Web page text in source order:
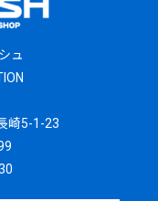
ュ
崎5-1-23